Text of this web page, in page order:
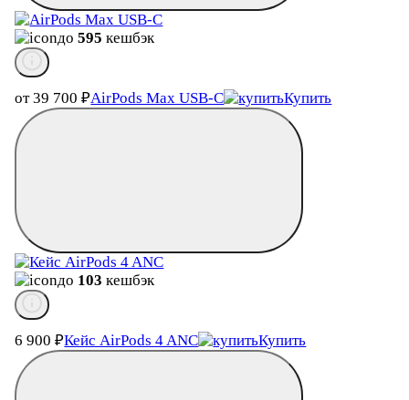
до595 кешбэк
от 39 700₽AirPods Max USB-C Купить
до 103 кешбэк
6 900₽Кейс AirPods 4 ANC Купить